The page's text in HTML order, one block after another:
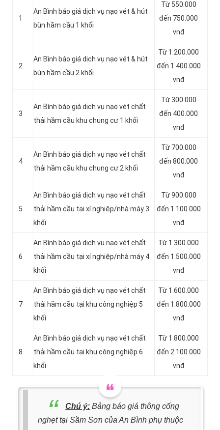
1
An Bình báo giá dịch vụ nạo vét & hút
bùn hầm cầu 1 khối
Từ 550.000
đến 750.000
vnđ
2
An Bình báo giá dịch vụ nạo vét & hút
bùn hầm cầu 2 khối
Từ 1.200.000
đến 1.400.000
vnđ
3
An Bình báo giá dịch vụ nạo vét chất
thải hầm cầu khu chung cư 1 khối
Từ 300.000
đến 400.000
vnđ
4
An Bình báo giá dịch vụ nạo vét chất
thải hầm cầu khu chung cư 2 khối
Từ 700.000
đến 800.000
vnđ
5
An Bình báo giá dịch vụ nạo vét chất
thải hầm cầu tại xí nghiệp/nhà máy 3
khối
Từ 900.000
đến 1.100.000
vnđ
6
An Bình báo giá dịch vụ nạo vét chất
thải hầm cầu tại xí nghiệp/nhà máy 4
khối
Từ 1.300.000
đến 1.500.000
vnđ
7
An Bình báo giá dịch vụ nạo vét chất
thải hầm cầu tại khu công nghiệp 5
khối
Từ 1.600.000
đến 1.800.000
vnđ
8
An Bình báo giá dịch vụ nạo vét chất
thải hầm cầu tại khu công nghiệp 6
khối
Từ 1.800.000
đến 2.100.000
vnđ
Chú ý: Bảng báo giá thông cống
nghẹt tại Sầm Sơn của An Bình phụ thuộc